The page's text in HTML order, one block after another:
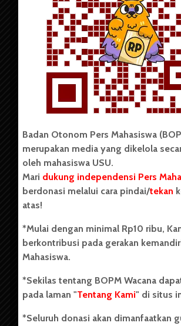
Copyright © 2023. All rights reserved
Badan Otonom Pers Mahasiswa (BOPM)
pers mahasiswa yang berdiri di luar kampus
secara mandiri oleh mahasiswa Universitas
(USU). Sebelumnya BOPM Wacana
Unit Kegiatan Mahasiswa (UKM) di
berdiri pada 1 Juli 1995.
Kontribusi
Info Iklan
Badan Otonom Pers Mahasiswa
merupakan media yang dikelola
oleh mahasiswa USU.
Mari dukung independensi Pers
berdonasi melalui cara pindai/tekan
atas!
*Mulai dengan minimal Rp10 ribu,
berkontribusi pada gerakan
Mahasiswa.
*Sekilas tentang BOPM Wacana
pada laman "Tentang Kami" di situs
*Seluruh donasi akan dimanfaatkan